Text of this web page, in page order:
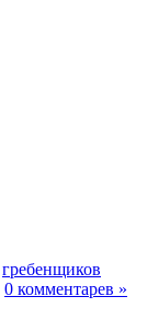
гребенщиков
0 комментарев »